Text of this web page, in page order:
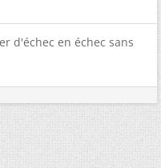
d'échec en échec sans